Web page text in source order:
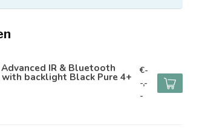
Advanced IR & Bluetooth
backlight Black Pure 4+
€-
-,-
-